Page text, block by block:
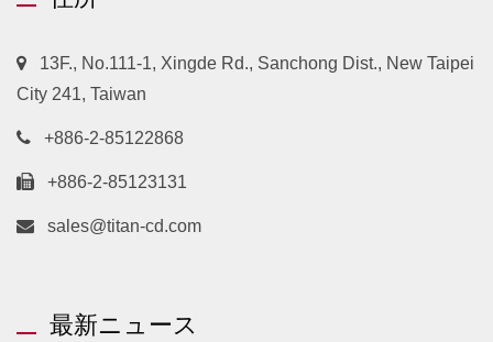
13F., No.111-1, Xingde Rd., Sanchong Dist., New Taipei
City 241, Taiwan
+886-2-85122868
+886-2-85123131
sales@titan-cd.com
最新ニュース